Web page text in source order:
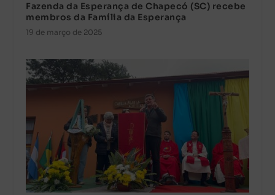
Fazenda da Esperança de Chapecó (SC) recebe
membros da Família da Esperança
19 de março de 2025